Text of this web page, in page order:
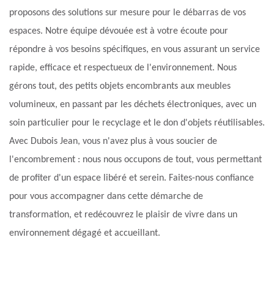
proposons des solutions sur mesure pour le débarras de vos
espaces. Notre équipe dévouée est à votre écoute pour
répondre à vos besoins spécifiques, en vous assurant un service
rapide, efficace et respectueux de l'environnement. Nous
gérons tout, des petits objets encombrants aux meubles
volumineux, en passant par les déchets électroniques, avec un
soin particulier pour le recyclage et le don d'objets réutilisables.
Avec Dubois Jean, vous n'avez plus à vous soucier de
l'encombrement : nous nous occupons de tout, vous permettant
de profiter d'un espace libéré et serein. Faites-nous confiance
pour vous accompagner dans cette démarche de
transformation, et redécouvrez le plaisir de vivre dans un
environnement dégagé et accueillant.